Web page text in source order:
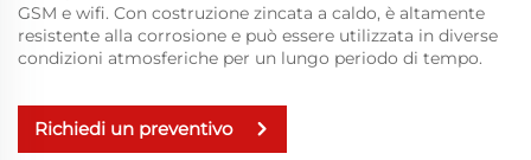
GSM e wifi. Con costruzione zincata a caldo, è altamente
resistente alla corrosione e può essere utilizzata in diverse
condizioni atmosferiche per un lungo periodo di tempo.
Richiedi un preventivo